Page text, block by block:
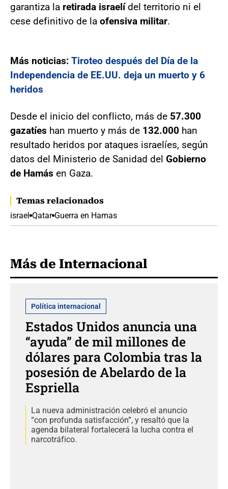
garantiza la retirada israelídel territorio ni el
cese definitivo de la ofensiva militar.
Más noticias: Tiroteo después del Día de la
Independencia de EE.UU. deja un muerto y 6
heridos
Desde el inicio del conflicto, más de 57.300
gazatíes han muerto y más de 132.000 han
resultado heridos por ataques israelíes, según
datos del Ministerio de Sanidad del Gobierno
de Hamás en Gaza.
Temas relacionados
israel Qatar Guerra en Hamas
Más de Internacional
Política internacional
Estados Unidos anuncia una
“ayuda” de mil millones de
dólares para Colombia tras la
posesión de Abelardo de la
Espriella
La nueva administración celebró el anuncio
“con profunda satisfacción”, y resaltó que la
agenda bilateral fortalecerá la lucha contra el
narcotráfico.